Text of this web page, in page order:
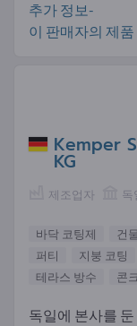
추가 정보-
이 판매자의 제품
Kemper
KG
제조업자 독
바닥 코팅제 건
퍼티
지붕 코팅
테라스 방수
콘
독일에 본사를